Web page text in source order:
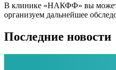
В клинике «НАКФФ» вы можете
организуем дальнейшее
Последние новости